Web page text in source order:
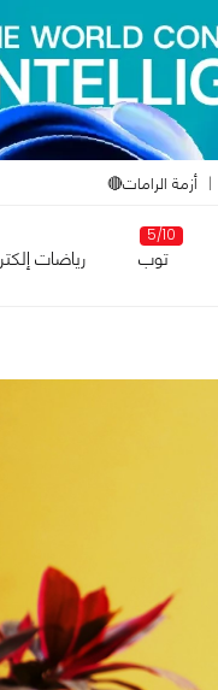
أزمة الرامات🔴
5/10
توب رياضات